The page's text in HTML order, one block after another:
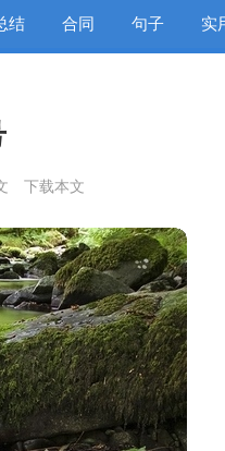
结 合同 句子 实
下载本文